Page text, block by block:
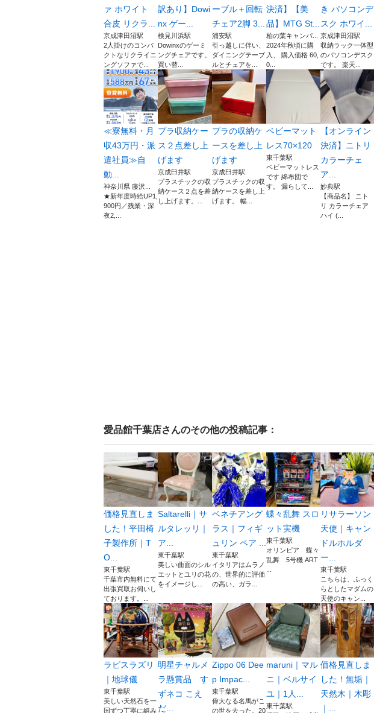
ァ ホワイト
合皮 リクラ...
京成津田沼駅
2人掛けのコンパ
クトなリクライニ
ングソファで...
訳あり】Dowi
nx ゲー...
検見川浜駅
Dowinxのゲーミ
ングチェアです。
買い替...
ーブル＋回転
チェア2脚 3...
浦安駅
引っ越しに伴い、
ダイニングテーブ
ルとチェアを...
決済】【美
品】MTG St...
柏の葉キャンパ...
2024年秋頃に購
入、 購入価格 60,
0...
き パソコンデ
スク ホワイ...
京成津田沼駅
収納ラック一体型
のパソコンデスク
です。 楽天...
≪寮無料・月
収43万円・派
遣社員≫自
動...
神奈川県 藤沢...
★新年度時給UP1,
900円／残業・深
夜2,...
プラ収納ケー
ス２点差し上
げます
京成臼井駅
プラスチックの収
納ケース２点を差
し上げます。...
プラの収納ケ
ースを差し上
げます
京成臼井駅
プラスチックの収
納ケースを差し上
げます。 幅...
ベビーマット
レス70×120
東千葉駅
ベビーマットレス
です 綿布団で
す。 漏らして...
【オンライン
決済】ニトリ
カラーチェ
ア...
妙典駅
【商品名】 ニト
リ カラーチェア
ハイ (...
愛品館千葉店さんのその他の投稿記事：
価格見直しま
した！平田椅
子製作所｜T
O...
東千葉駅
千葉市内無料にて
出張買取お伺いし
ております。...
Saltarelli｜サ
ルタレッリ｜
ア...
東千葉駅
美しい曲面のシル
エットとユリの花
をイメージし...
ベネチアング
ラス｜フィギ
ュリン ペア ...
東千葉駅
イタリアはムラノ
の、世界的に評価
の高い、ガラ...
蝶々乱舞 スロ
ット実機
東千葉駅
オリンピア 蝶々
乱舞 5号機 ART
リサラーソン
天使｜キャン
ドルホルダ
ー...
東千葉駅
こちらは、ふっく
らとしたマダムの
天使のキャン...
ラピスラズリ
｜地球儀
東千葉駅
美しい天然石を一
国ずつ丁寧に組み
明星チャルメ
ラ懸賞品 す
ずネコ こえ
だ...
Zippo 06 Dee
p Impac...
東千葉駅
偉大なる名馬がこ
の世を去った。20
maruni｜マル
ニ｜ベルサイ
ユ｜1人...
東千葉駅
価格見直しま
した！無垢｜
天然木｜木彫
｜...